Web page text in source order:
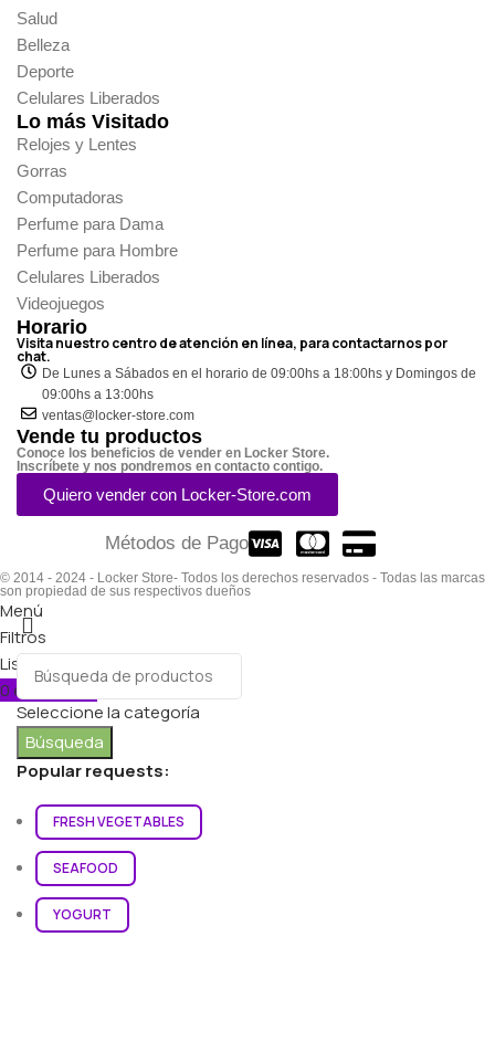
Salud
Belleza
Deporte
Celulares Liberados
Lo más Visitado
Relojes y Lentes
Gorras
Computadoras
Perfume para Dama
Perfume para Hombre
Celulares Liberados
Videojuegos
Horario
Visita nuestro centro de atención en línea, para contactarnos por
chat.
De Lunes a Sábados en el horario de 09:00hs a 18:00hs y Domingos de
09:00hs a 13:00hs
ventas@locker-store.com
Vende tu productos
Conoce los beneficios de vender en Locker Store.
Inscríbete y nos pondremos en contacto contigo.
Quiero vender con Locker-Store.com
Métodos de Pago
© 2014 - 2024 - Locker Store- Todos los derechos reservados - Todas las marcas
son propiedad de sus respectivos dueños
Seleccione la categoría
Búsqueda
Popular requests:
FRESH VEGETABLES
SEAFOOD
YOGURT
Menú
Filtros
Lista de deseos
0 elementosCarro